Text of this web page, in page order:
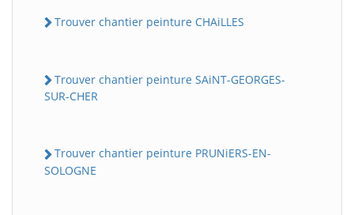
Trouver chantier peinture CHAiLLES
Trouver chantier peinture SAiNT-GEORGES-
SUR-CHER
Trouver chantier peinture PRUNiERS-EN-
SOLOGNE